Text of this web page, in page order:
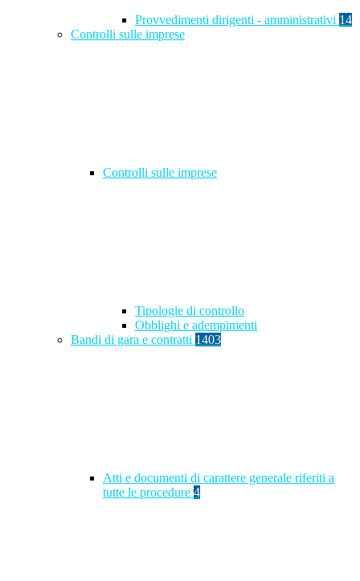
Provvedimenti dirigenti - amministrativi 14
Controlli sulle imprese
Controlli sulle imprese
Tipologie di controllo
Obblighi e adempimenti
Bandi di gara e contratti 1403
Atti e documenti di carattere generale riferiti a
tutte le procedure 4